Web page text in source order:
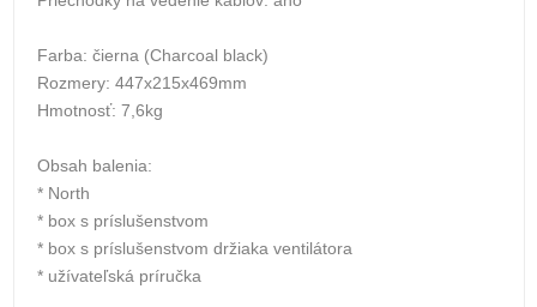
Farba: čierna (Charcoal black)
Rozmery: 447x215x469mm
Hmotnosť: 7,6kg
Obsah balenia:
* North
* box s príslušenstvom
* box s príslušenstvom držiaka ventilátora
* užívateľská príručka